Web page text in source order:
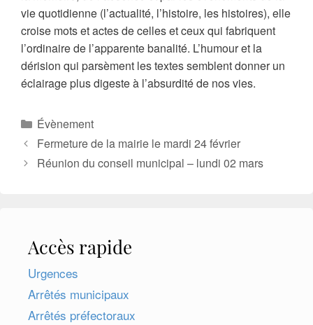
vie quotidienne (l’actualité, l’histoire, les histoires), elle
croise mots et actes de celles et ceux qui fabriquent
l’ordinaire de l’apparente banalité. L’humour et la
dérision qui parsèment les textes semblent donner un
éclairage plus digeste à l’absurdité de nos vies.
Catégories
Évènement
Fermeture de la mairie le mardi 24 février
Réunion du conseil municipal – lundi 02 mars
Accès rapide
Urgences
Arrêtés municipaux
Arrêtés préfectoraux